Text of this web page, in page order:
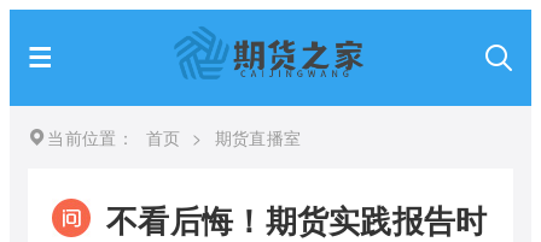
当前位置： 首页 > 期货直播室
不看后悔！期货实践报告时